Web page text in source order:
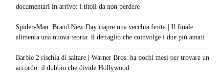
documentari in arrivo: i titoli da non perdere
Spider-Man: Brand New Day riapre una vecchia ferita | Il finale
alimenta una nuova teoria: il dettaglio che coinvolge i due più amati
Barbie 2 rischia di saltare | Warner Bros. ha pochi mesi per trovare un
accordo: il dubbio che divide Hollywood